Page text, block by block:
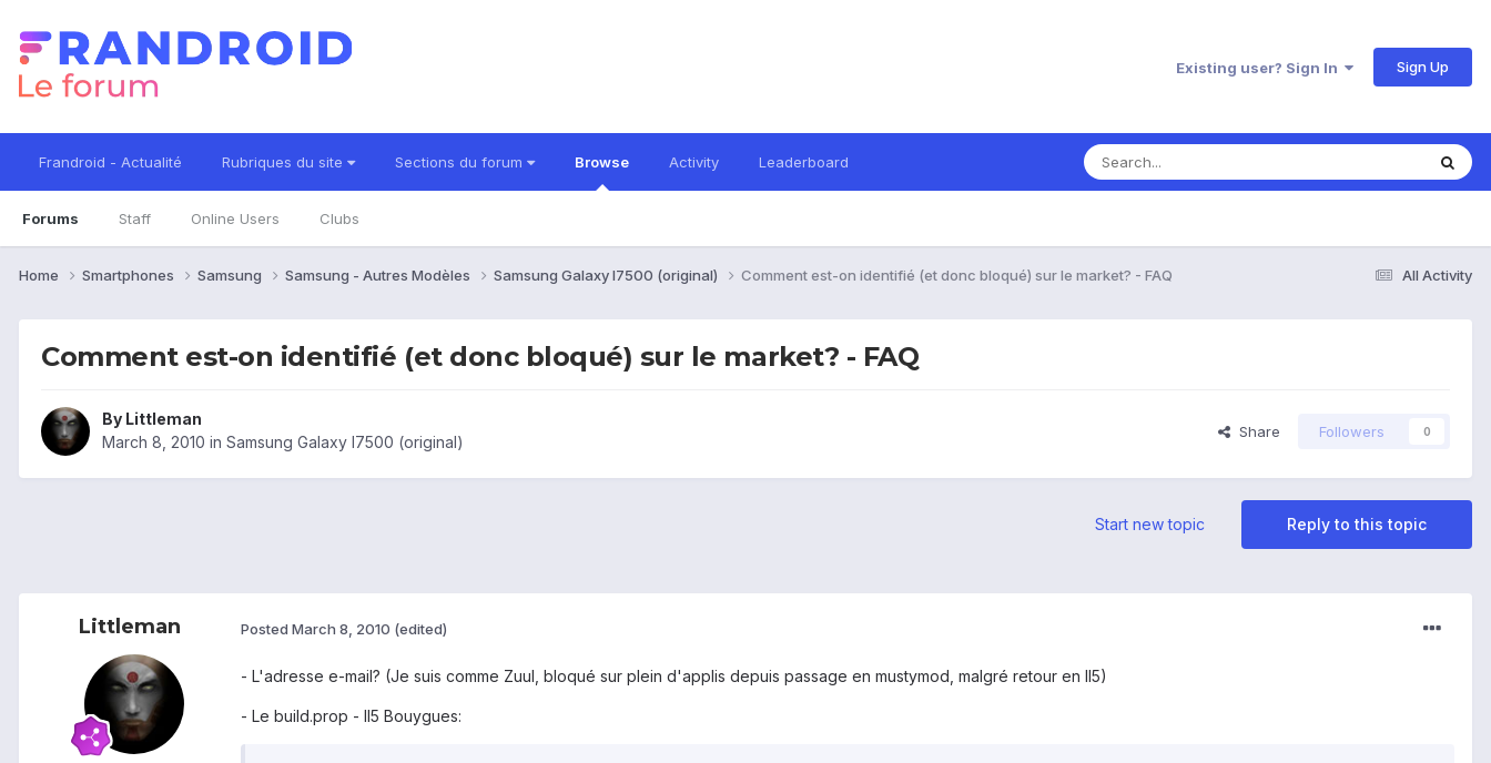
Existing user? Sign In Sign Up
Frandroid - Actualité Rubriques du site Sections du forum Browse
Forums Staff Online Users Clubs
Activity Leaderboard
All Activity
Home Smartphones Samsung Samsung - Autres Modèles Samsung Galaxy I7500 (original) Comment est-on identifié (et donc bloqué) sur le market? - FAQ
Comment est-on identifié (et donc bloqué) sur le market? - FAQ
By Littleman
March 8, 2010 in Samsung Galaxy I7500 (original)
Share Followers 0
Reply to this topic
Start new topic
Littleman Posted March 8, 2010 (edited)
- L'adresse e-mail? (Je suis comme Zuul, bloqué sur plein d'applis depuis passage en mustymod, malgré retour en II5)
- Le build.prop - II5 Bouygues: